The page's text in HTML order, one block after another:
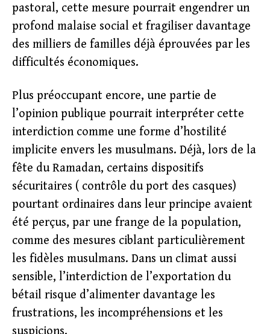
pastoral, cette mesure pourrait engendrer un
profond malaise social et fragiliser davantage
des milliers de familles déjà éprouvées par les
difficultés économiques.
Plus préoccupant encore, une partie de
l’opinion publique pourrait interpréter cette
interdiction comme une forme d’hostilité
implicite envers les musulmans. Déjà, lors de la
fête du Ramadan, certains dispositifs
sécuritaires ( contrôle du port des casques)
pourtant ordinaires dans leur principe avaient
été perçus, par une frange de la population,
comme des mesures ciblant particulièrement
les fidèles musulmans. Dans un climat aussi
sensible, l’interdiction de l’exportation du
bétail risque d’alimenter davantage les
frustrations, les incompréhensions et les